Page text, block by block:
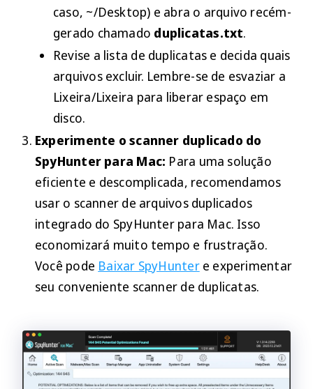
caso, ~/Desktop) e abra o arquivo recém-
gerado chamado duplicatas.txt.
Revise a lista de duplicatas e decida quais
arquivos excluir. Lembre-se de esvaziar a
Lixeira/Lixeira para liberar espaço em
disco.
Experimente o scanner duplicado do
SpyHunter para Mac: Para uma solução
eficiente e descomplicada, recomendamos
usar o scanner de arquivos duplicados
integrado do SpyHunter para Mac. Isso
economizará muito tempo e frustração.
Você pode Baixar SpyHuntere experimentar
seu conveniente scanner de duplicatas.